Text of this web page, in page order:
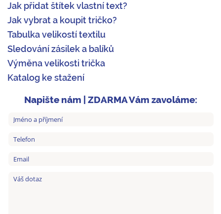
Jak přidat štítek vlastní text?
Jak vybrat a koupit tričko?
Tabulka velikostí textilu
Sledování zásilek a balíků
Výměna velikosti trička
Katalog ke stažení
Napište nám | ZDARMA Vám zavoláme: